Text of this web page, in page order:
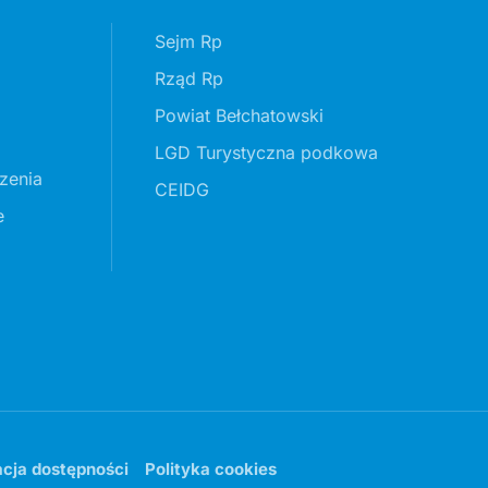
Sejm Rp
Rząd Rp
Powiat Bełchatowski
LGD Turystyczna podkowa
CEIDG
dostępności Polityka cookies